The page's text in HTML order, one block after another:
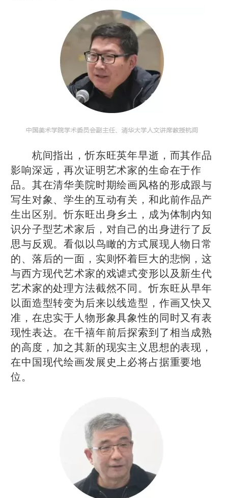
杭间指出，忻东旺英年早逝，而其作品
影响深远，再次证明艺术家的生命在于作
品。其在清华美院时期绘画风格的形成跟与
写生对象、学生的互动有关，和此前作品产
生出区别。忻东旺出身乡土，成为体制内知
识分子型艺术家后，对自己的出身进行了反
思与反观。看似以鸟瞰的方式展现人物日常
的、落后的一面，实则怀着巨大的悲悯，这
与西方现代艺术家的戏谑式变形以及新生代
艺术家的处理方法截然不同。忻东旺从早年
以面造型转变为后来以线造型，作画又快又
准，在忠实于人物形象具象性的同时又有表
现性表达。在千禧年前后探索到了相当成熟
的高度，加之其新的现实主义思想的表现，
在中国现代绘画发展史上必将占据重要地
位。